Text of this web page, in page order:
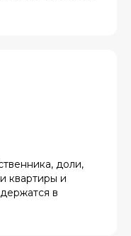
доли,
квартиры и
в